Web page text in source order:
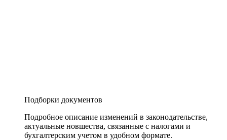
Подборки документов
Подробное описание изменений в законодательстве,
актуальные новшества, связанные с налогами и
бухгалтерским учетом в удобном формате.